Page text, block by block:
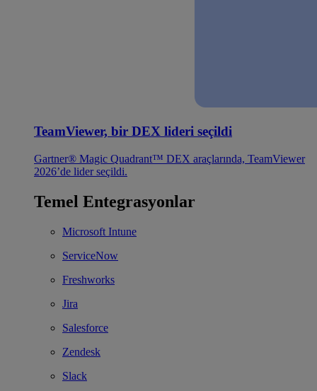
TeamViewer, bir DEX lideri seçildi
Gartner® Magic Quadrant™ DEX araçlarında, TeamViewer
2026’de lider seçildi.
Temel Entegrasyonlar
Microsoft Intune
ServiceNow
Freshworks
Jira
Salesforce
Zendesk
Slack